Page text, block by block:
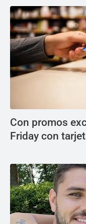
Con promos
Friday con